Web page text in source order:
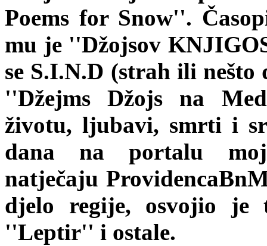
Poems for Snow''.
mu je ''Džojsov
se S.I.N.D (strah ili
''Džejms Džojs na
životu, ljubavi, smrti i
dana na portalu
natječaju
djelo regije, osvojio je
''Leptir'' i ostale.